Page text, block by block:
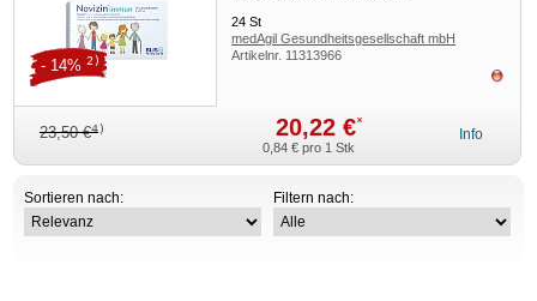
24St
medAgil Gesundheitsgesellschaft mbH
Artikelnr. 11313966
23,50 €4) 20,22 €*
- 14% 2)
0,84 € pro 1 Stk
Info
Sortieren nach: Filtern nach: